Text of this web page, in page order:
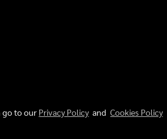
go to our Privacy PolicyandCookies Policy